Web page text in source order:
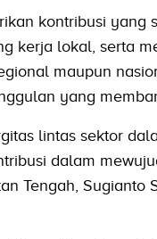
kontribusi yang
kerja lokal, serta
maupun
yang
lintas sektor
dalam
Tengah, Sugianto